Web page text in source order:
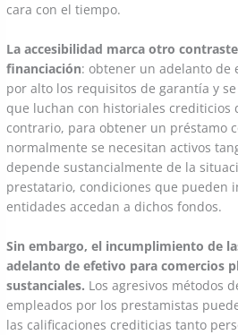
cara con el tiempo.
La accesibilidad marca otro
financiación: obtener un adelanto de
por alto los requisitos de garantía y
que luchan con historiales crediticios
contrario, para obtener un préstamo
normalmente se necesitan activos
depende sustancialmente de la
prestatario, condiciones que pueden
entidades accedan a dichos fondos.
Sin embargo, el incumplimiento de
adelanto de efetivo para comercios
sustanciales. Los agresivos métodos
empleados por los prestamistas
las calificaciones crediticias tanto